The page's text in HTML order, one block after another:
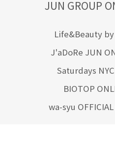
JUN GROUP
Life&Beauty
J'aDoRe JUN
Saturdays
BIOTOP
wa-syu